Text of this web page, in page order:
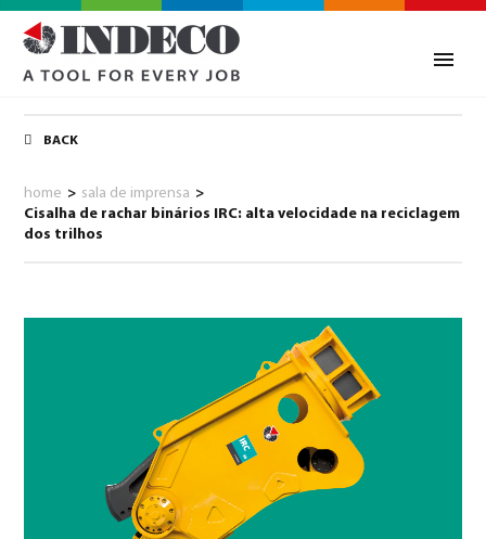
0
BACK
home > sala de imprensa >
Cisalha de rachar binários IRC: alta velocidade na reciclagem
dos trilhos